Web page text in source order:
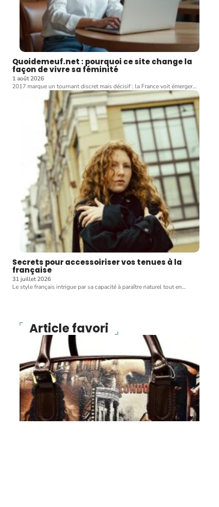
Quoidemeuf.net : pourquoi ce site change la
façon de vivre sa féminité
1 août 2026
2017 marque un tournant discret mais décisif : la France voit émerger…
Secrets pour accessoiriser vos tenues à la
française
31 juillet 2026
Le style français intrigue par sa capacité à paraître naturel tout en…
Article favori